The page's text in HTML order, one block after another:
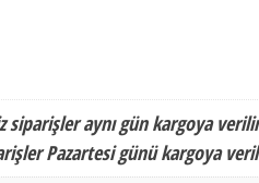
siparişler aynı gün kargoya
Pazartesi günü kargoya